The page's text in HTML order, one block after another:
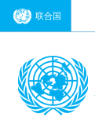
联合国